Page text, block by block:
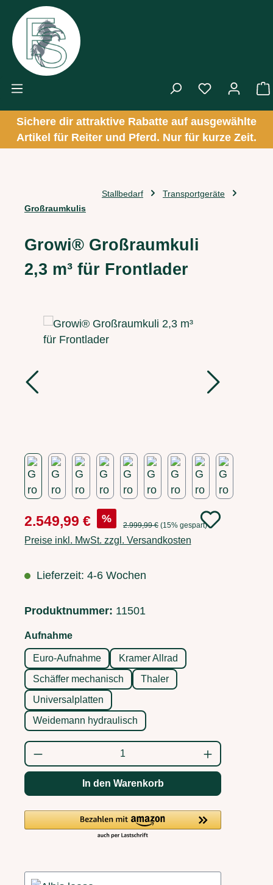
Zum Hauptinhalt springen
Sichere dir attraktive Rabatte auf ausgewählte
Artikel für Reiter und Pferd. Nur für kurze Zeit.
Stallbedarf
Transportgeräte
Großraumkulis
Growi® Großraumkuli
2,3 m³ für Frontlader
Bildergalerie überspringen
Verkaufspreis:
2.549,99 € % Regulärer Preis:
2.999,99 € (15% gespart)
Preise inkl. MwSt. zzgl. Versandkosten
Lieferzeit: 4-6 Wochen
Produktnummer: 11501
Aufnahmeauswählen
Euro-Aufnahme
Kramer Allrad
Schäffer mechanisch
Thaler
Universalplatten
Weidemann hydraulisch
Produkt Anzahl: Gib den gewünschten
In den Warenkorb